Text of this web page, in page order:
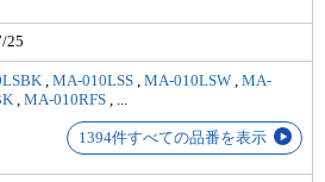
25
,MA-010LSS ,MA-010LSW ,MA-
,MA-010RFS
1394件すべての品番を表示